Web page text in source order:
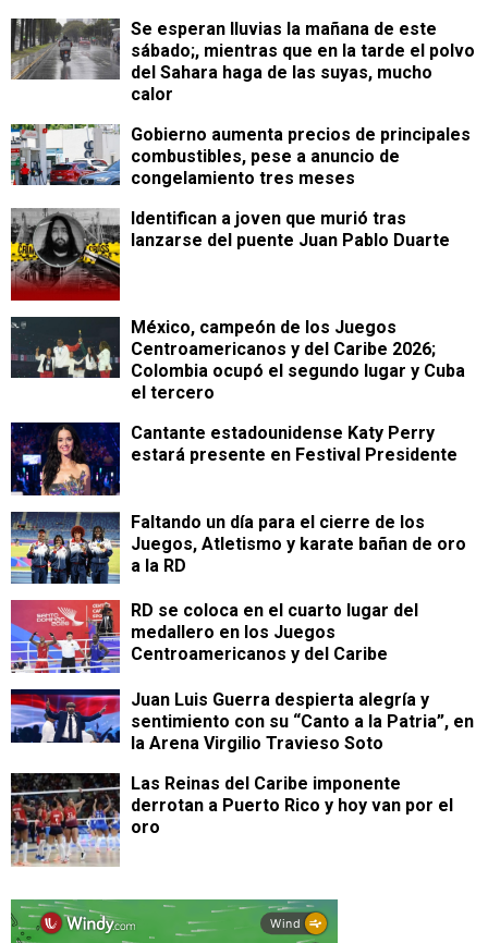
Se esperan lluvias la mañana de este
sábado;, mientras que en la tarde el polvo
del Sahara haga de las suyas, mucho
calor
Gobierno aumenta precios de principales
combustibles, pese a anuncio de
congelamiento tres meses
Identifican a joven que murió tras
lanzarse del puente Juan Pablo Duarte
México, campeón de los Juegos
Centroamericanos y del Caribe 2026;
Colombia ocupó el segundo lugar y Cuba
el tercero
Cantante estadounidense Katy Perry
estará presente en Festival Presidente
Faltando un día para el cierre de los
Juegos, Atletismo y karate bañan de oro
a la RD
RD se coloca en el cuarto lugar del
medallero en los Juegos
Centroamericanos y del Caribe
Juan Luis Guerra despierta alegría y
sentimiento con su “Canto a la Patria”, en
la Arena Virgilio Travieso Soto
Las Reinas del Caribe imponente
derrotan a Puerto Rico y hoy van por el
oro